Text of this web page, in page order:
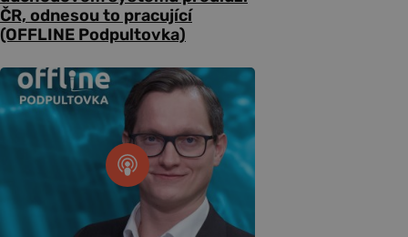
ČR, odnesou to pracující
(OFFLINE Podpultovka)